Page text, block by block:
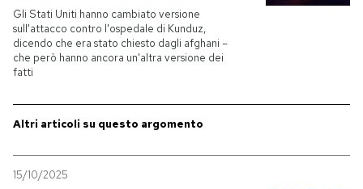
AREA PERSONALE
Gli Stati Uniti hanno cambiato versione
sull'attacco contro l'ospedale di Kunduz,
dicendo che era stato chiesto dagli afghani –
che però hanno ancora un'altra versione dei
fatti
Altri articoli su questo argomento
15/10/2025